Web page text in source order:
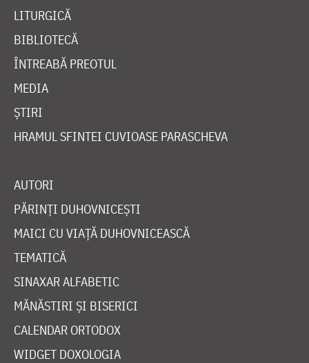
LITURGICĂ
BIBLIOTECĂ
ÎNTREABĂ PREOTUL
MEDIA
ȘTIRI
HRAMUL SFINTEI CUVIOASE PARASCHEVA
AUTORI
PĂRINȚI DUHOVNICEȘTI
MAICI CU VIAȚĂ DUHOVNICEASCĂ
TEMATICĂ
SINAXAR ALFABETIC
MĂNĂSTIRI ȘI BISERICI
CALENDAR ORTODOX
WIDGET DOXOLOGIA